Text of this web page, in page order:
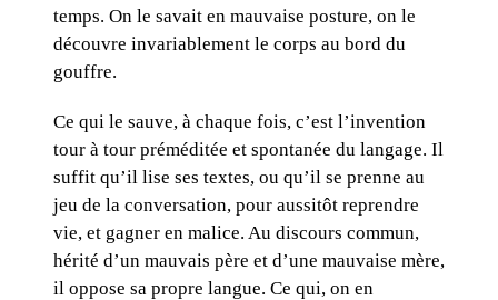
temps. On le savait en mauvaise posture, on le
découvre invariablement le corps au bord du
gouffre.
Ce qui le sauve, à chaque fois, c’est l’invention
tour à tour préméditée et spontanée du langage. Il
suffit qu’il lise ses textes, ou qu’il se prenne au
jeu de la conversation, pour aussitôt reprendre
vie, et gagner en malice. Au discours commun,
hérité d’un mauvais père et d’une mauvaise mère,
il oppose sa propre langue. Ce qui, on en